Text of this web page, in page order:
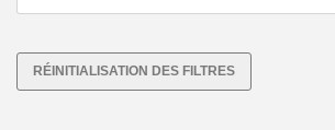
Couple nominal S1 [Nm]
RÉINITIALISATION DES FILTRES